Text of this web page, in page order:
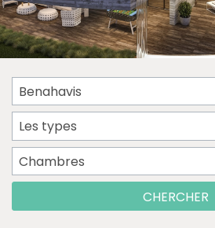
Benahavis
Les types
Chambres
CHERCHER